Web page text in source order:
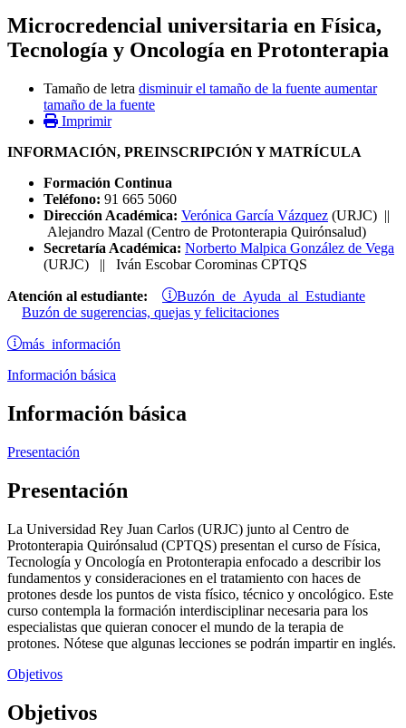
Microcredencial universitaria en Física,
Tecnología y Oncología en Protonterapia
Tamaño de letra disminuir el tamaño de la fuente aumentar
tamaño de la fuente
Imprimir
INFORMACIÓN, PREINSCRIPCIÓN Y MATRÍCULA
Formación Continua
Teléfono: 91 665 5060
Dirección Académica: Verónica García Vázquez (URJC) ||
Alejandro Mazal (Centro de Protonterapia Quirónsalud)
Secretaría Académica: Norberto Malpica González de Vega
(URJC) || Iván Escobar Corominas CPTQS
Atención al estudiante: Buzón de Ayuda al Estudiante
Buzón de sugerencias, quejas y felicitaciones
más información
Información básica
Información básica
Presentación
Presentación
La Universidad Rey Juan Carlos (URJC) junto al Centro de
Protonterapia Quirónsalud (CPTQS) presentan el curso de Física,
Tecnología y Oncología en Protonterapia enfocado a describir los
fundamentos y consideraciones en el tratamiento con haces de
protones desde los puntos de vista físico, técnico y oncológico. Este
curso contempla la formación interdisciplinar necesaria para los
especialistas que quieran conocer el mundo de la terapia de
protones. Nótese que algunas lecciones se podrán impartir en inglés.
Objetivos
Objetivos